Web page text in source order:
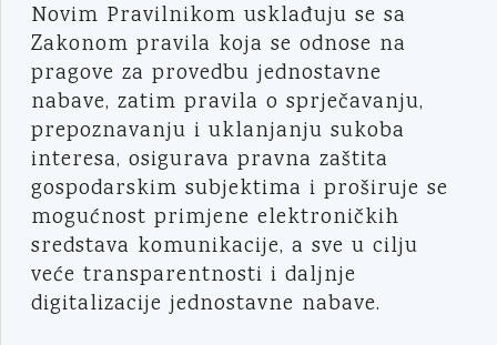
Novim Pravilnikom usklađuju se sa
Zakonom pravila koja se odnose na
pragove za provedbu jednostavne
nabave, zatim pravila o sprječavanju,
prepoznavanju i uklanjanju sukoba
interesa, osigurava pravna zaštita
gospodarskim subjektima i proširuje se
mogućnost primjene elektroničkih
sredstava komunikacije, a sve u cilju
veće transparentnosti i daljnje
digitalizacije jednostavne nabave.